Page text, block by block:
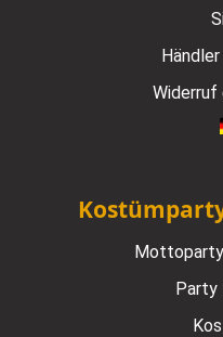
Widerruf
Mottoparty
Party